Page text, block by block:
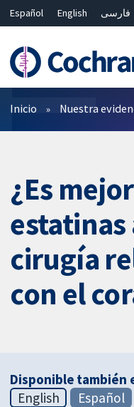
Español English فارسی
Bahasa Malaysia
ไทย
Filtros
Inicio Nuestra
¿Es
estatinas
cirugía
con el
Disponible también
English
Español